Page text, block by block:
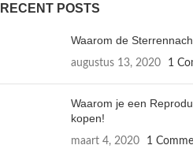
RECENT POSTS
Waarom de
augustus 13, 2020 1
Waarom je een
kopen!
maart 4, 2020 1